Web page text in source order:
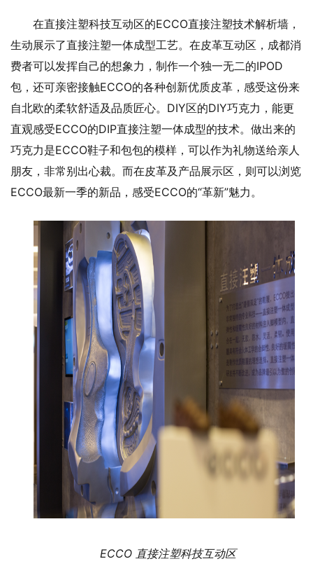
在直接注塑科技互动区的ECCO直接注塑技术解析墙，
生动展示了直接注塑一体成型工艺。在皮革互动区，成都消
费者可以发挥自己的想象力，制作一个独一无二的IPOD
包，还可亲密接触ECCO的各种创新优质皮革，感受这份来
自北欧的柔软舒适及品质匠心。DIY区的DIY巧克力，能更
直观感受ECCO的DIP直接注塑一体成型的技术。做出来的
巧克力是ECCO鞋子和包包的模样，可以作为礼物送给亲人
朋友，非常别出心裁。而在皮革及产品展示区，则可以浏览
ECCO最新一季的新品，感受ECCO的“革新”魅力。
ECCO 直接注塑科技互动区